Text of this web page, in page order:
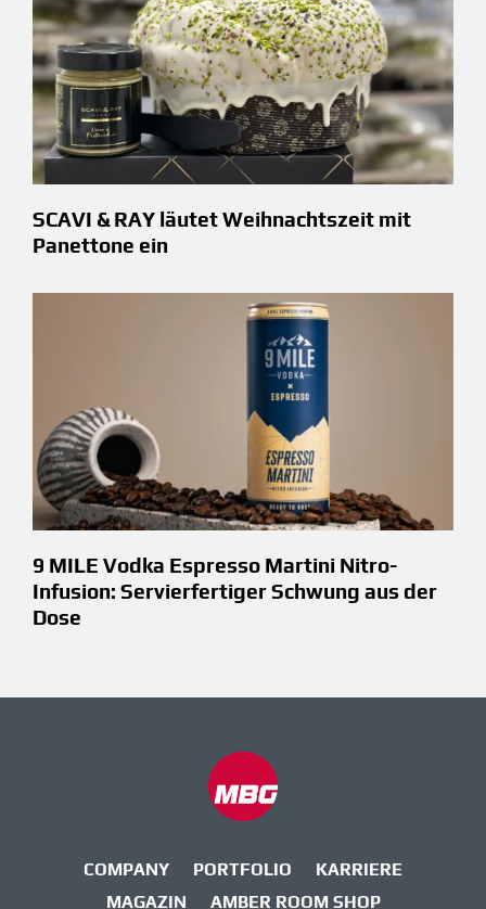
SCAVI & RAY läutet Weihnachtszeit mit
Panettone ein
9 MILE Vodka Espresso Martini Nitro-
Infusion: Servierfertiger Schwung aus der
Dose
COMPANY PORTFOLIO
KARRIERE
MAGAZIN
AMBER ROOM SHOP